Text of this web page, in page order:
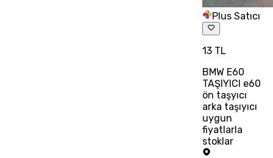
Plus Satıcı
13 TL
BMW E60
TAŞIYICI e60
ön taşyıcı
arka taşıyıcı
uygun
fiyatlarla
stoklar